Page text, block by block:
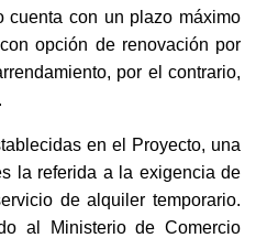
con un plazo máximo
opción de renovación por
por el contrario,
en el Proyecto, una
la referida a la exigencia de
de alquiler temporario.
al Ministerio de Comercio